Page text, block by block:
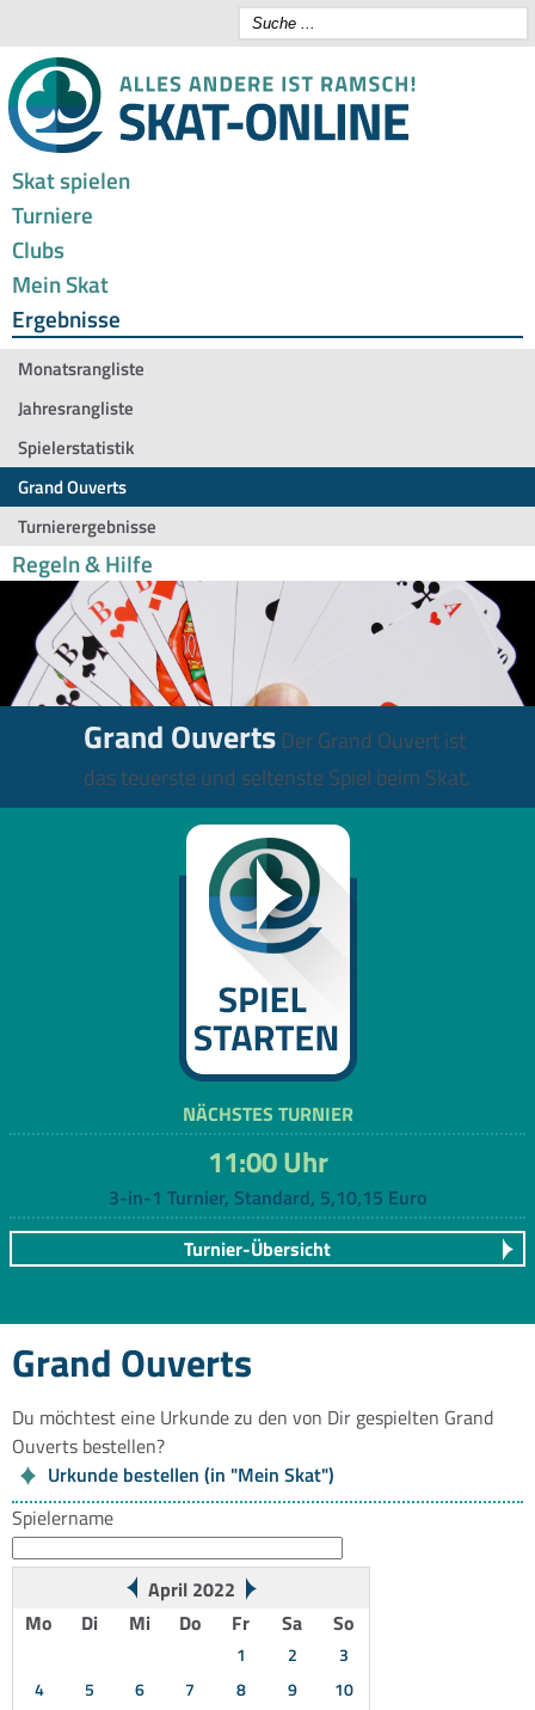
Skat spielen
Turniere
Clubs
Mein Skat
Ergebnisse
Monatsrangliste
Jahresrangliste
Spielerstatistik
Grand Ouverts
Turnierergebnisse
Regeln & Hilfe
Grand OuvertsDer Grand Ouvert ist
das teuerste und seltenste Spiel beim Skat.
NÄCHSTES TURNIER
11:00 Uhr
3-in-1 Turnier, Standard, 5,10,15 Euro
Turnier-Übersicht
Grand Ouverts
Du möchtest eine Urkunde zu den von Dir gespielten Grand
Ouverts bestellen?
Urkunde bestellen (in "Mein Skat")
Spielername
April 2022
Mo
Di Mi Do Fr Sa So
1 2
3
4
5 6 7 8 9
10